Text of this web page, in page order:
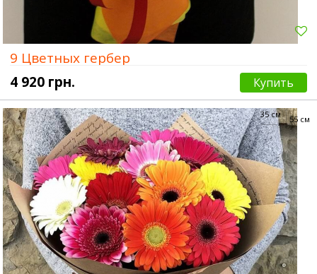
9 Цветных гербер
4 920 грн.
Купить
55 см
35 см